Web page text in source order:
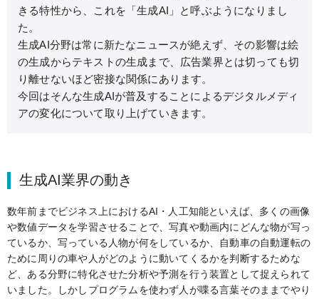
きる特性から、これを「生成AI」と呼ぶようになりまし
た。
生成AI分野は常に新たなニュースが絶えず、その影響は絵
の生成からテキストの生成まで、広告業界とは切っても切
り離せないほど密接な関係にあります。
今回はそんな生成AIが普及することによるデジタルメディ
アの変化について取り上げていきます。
生成AI業界の動き
数年前までビジネス上におけるAI・人工知能といえば、多くの画像
や数値データを学習させることで、写真や動画内にどんな物が写っ
ているか、写っている人物が何をしているか、自動車の自動運転の
ために周りの車や人がどのように動いてくるかを判断するためな
ど、ある分野に特化させた分析や予測を行う装置として捉えられて
いました。しかしプログラムを使わず人が喋る言葉そのままでやり